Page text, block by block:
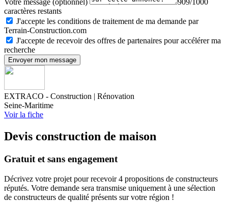
Votre message (optionnel)
909/1000
caractères restants
J'accepte les conditions de traitement de ma demande par
Terrain-Construction.com
J'accepte de recevoir des offres de partenaires pour accélérer ma
recherche
Envoyer mon message
EXTRACO - Construction | Rénovation
Seine-Maritime
Voir la fiche
Devis construction de maison
Gratuit et sans engagement
Décrivez votre projet pour recevoir 4 propositions de constructeurs
réputés. Votre demande sera transmise uniquement à une sélection
de constructeurs de qualité présents sur votre région !